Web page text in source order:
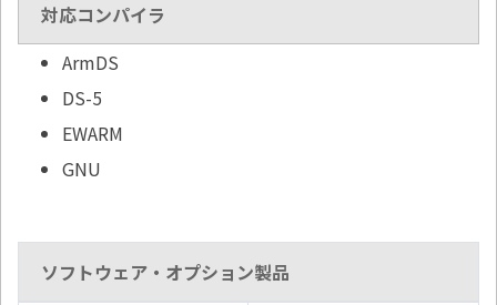
対応コンパイラ
ArmDS
DS-5
EWARM
GNU
ソフトウェア・オプション製品